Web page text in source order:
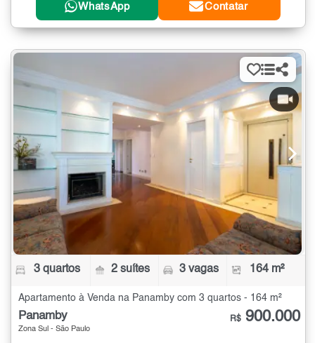
WhatsApp Contatar
3 quartos 2 suítes 3 vagas 164 m²
Apartamento à Venda na Panamby com 3 quartos - 164 m²
Panamby
Zona Sul - São Paulo
R$ 900.000